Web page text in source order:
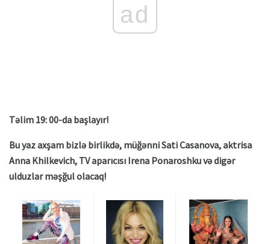
ad
Təlim 19: 00-da başlayır!
Bu yaz axşam bizlə birlikdə, müğənni Sati Casanova, aktrisa
Anna Khilkevich, TV aparıcısı Irena Ponaroshku və digər
ulduzlar məşğul olacaq!